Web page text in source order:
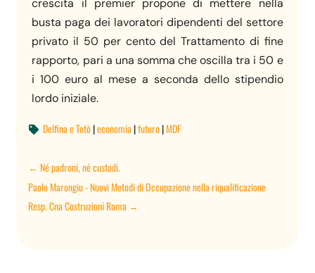
crescita il premier propone di mettere nella
busta paga dei lavoratori dipendenti del settore
privato il 50 per cento del Trattamento di fine
rapporto, pari a una somma che oscilla tra i 50 e
i 100 euro al mese a seconda dello stipendio
lordo iniziale.
 Delfina e Totò|economia|futuro|MDF
←Né padroni, né custodi.
Paolo Marongiu - Nuovi Metodi di Occupazione nella riqualificazione
Resp. Cna Costruzioni Roma →